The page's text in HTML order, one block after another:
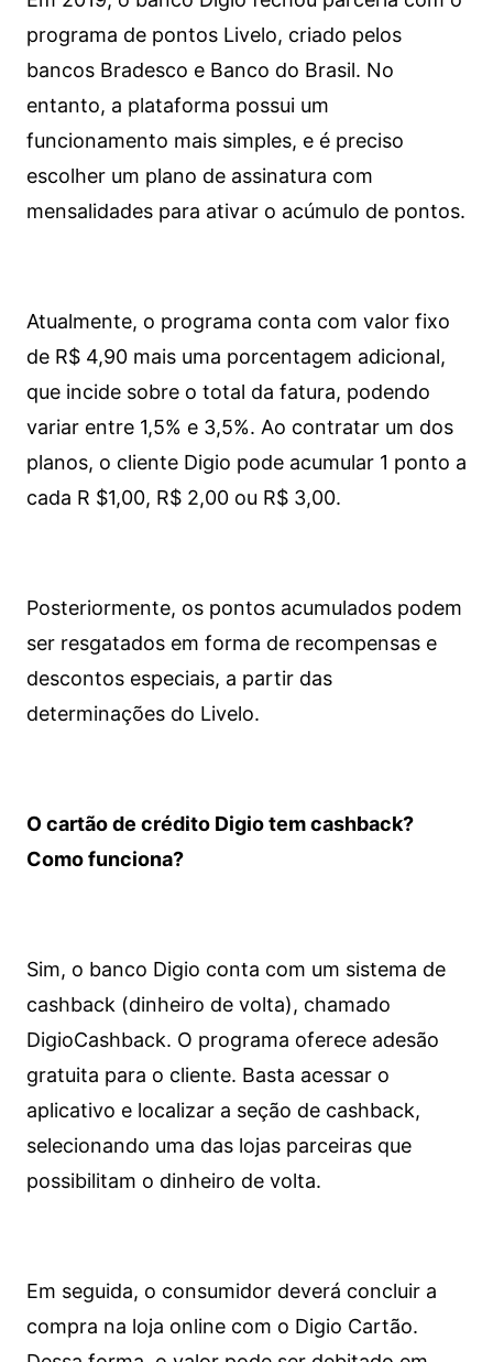
programa de pontos Livelo, criado pelos
bancos Bradesco e Banco do Brasil. No
entanto, a plataforma possui um
funcionamento mais simples, e é preciso
escolher um plano de assinatura com
mensalidades para ativar o acúmulo de pontos.
Atualmente, o programa conta com valor fixo
de R$ 4,90 mais uma porcentagem adicional,
que incide sobre o total da fatura, podendo
variar entre 1,5% e 3,5%. Ao contratar um dos
planos, o cliente Digio pode acumular 1 ponto a
cada R $1,00, R$ 2,00 ou R$ 3,00.
Posteriormente, os pontos acumulados podem
ser resgatados em forma de recompensas e
descontos especiais, a partir das
determinações do Livelo.
O cartão de crédito Digio tem cashback?
Como funciona?
Sim, o banco Digio conta com um sistema de
cashback (dinheiro de volta), chamado
DigioCashback. O programa oferece adesão
gratuita para o cliente. Basta acessar o
aplicativo e localizar a seção de cashback,
selecionando uma das lojas parceiras que
possibilitam o dinheiro de volta.
Em seguida, o consumidor deverá concluir a
compra na loja online com o Digio Cartão.